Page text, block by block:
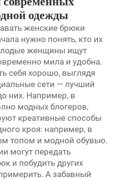
одежды
женские брюки
нужно понять, кто их
женщины ищут
мила и удобна.
себя хорошо, выглядя
сети — лучший
них. Например, в
модных блогеров,
креативные способы
кроя: например, в
топом и модной обувью.
могут передать
и побудить других
А забавный